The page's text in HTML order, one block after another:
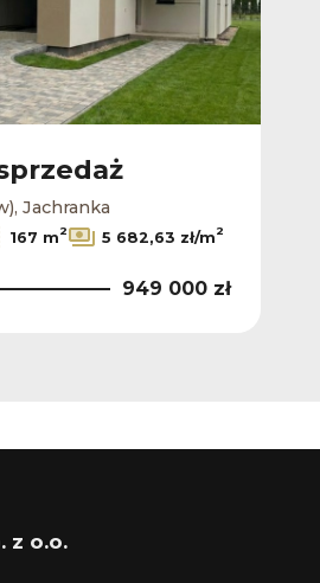
Jachranka
167 m2 5 682,63 zł/m2
949 000 zł
z o.o.